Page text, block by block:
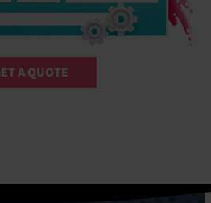
A QUOTE